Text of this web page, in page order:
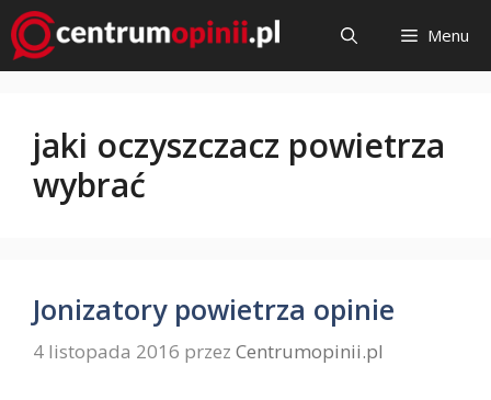
Przejdź
do
treści
Menu
jaki oczyszczacz powietrza
wybrać
Jonizatory powietrza opinie
4 listopada 2016 przez Centrumopinii.pl